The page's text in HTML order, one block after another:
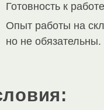
Готовность к
Опыт работы на
но не обязательны.